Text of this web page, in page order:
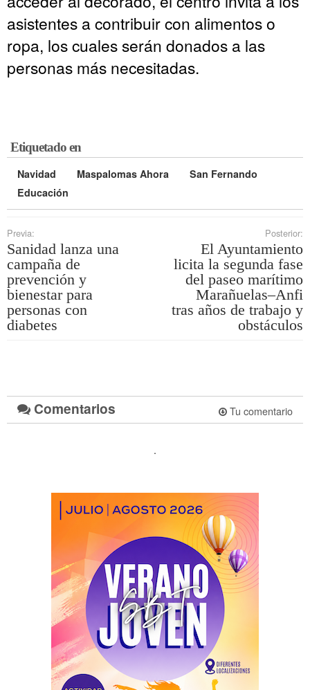
asistentes a contribuir con alimentos o
ropa, los cuales serán donados a las
personas más necesitadas.
Etiquetado en
Navidad Maspalomas Ahora
San Fernando
Educación
Previa:
Sanidad lanza una
campaña de
prevención y
bienestar para
personas con
diabetes
Posterior:
El Ayuntamiento
licita la segunda fase
del paseo marítimo
Marañuelas–Anfi
tras años de trabajo y
obstáculos
Comentarios Tu comentario
.